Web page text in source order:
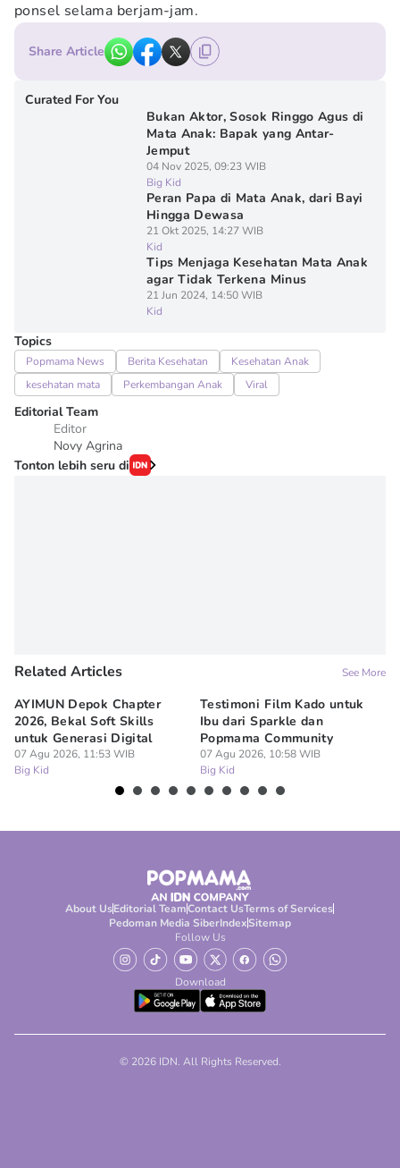
ponsel selama berjam-jam.
Share Article
Curated For You
Bukan Aktor, Sosok Ringgo Agus di
Mata Anak: Bapak yang Antar-
Jemput
04 Nov 2025, 09:23 WIB
Big Kid
Peran Papa di Mata Anak, dari Bayi
Hingga Dewasa
21 Okt 2025, 14:27 WIB
Kid
Tips Menjaga Kesehatan Mata Anak
agar Tidak Terkena Minus
21 Jun 2024, 14:50 WIB
Kid
Topics
Popmama News Berita Kesehatan
Kesehatan Anak
kesehatan mata
Perkembangan Anak Viral
Editorial Team
Editor
Novy Agrina
Tonton lebih seru di
Related Articles See More
AYIMUN Depok Chapter
2026, Bekal Soft Skills
untuk Generasi Digital
07 Agu 2026, 11:53 WIB
Big Kid
Testimoni Film Kado untuk
Ibu dari Sparkle dan
Popmama Community
07 Agu 2026, 10:58 WIB
Big Kid
About UsEditorial TeamContact UsTerms of Services
Pedoman Media SiberIndexSitemap
Follow Us
Download
© 2026 IDN. All Rights Reserved.